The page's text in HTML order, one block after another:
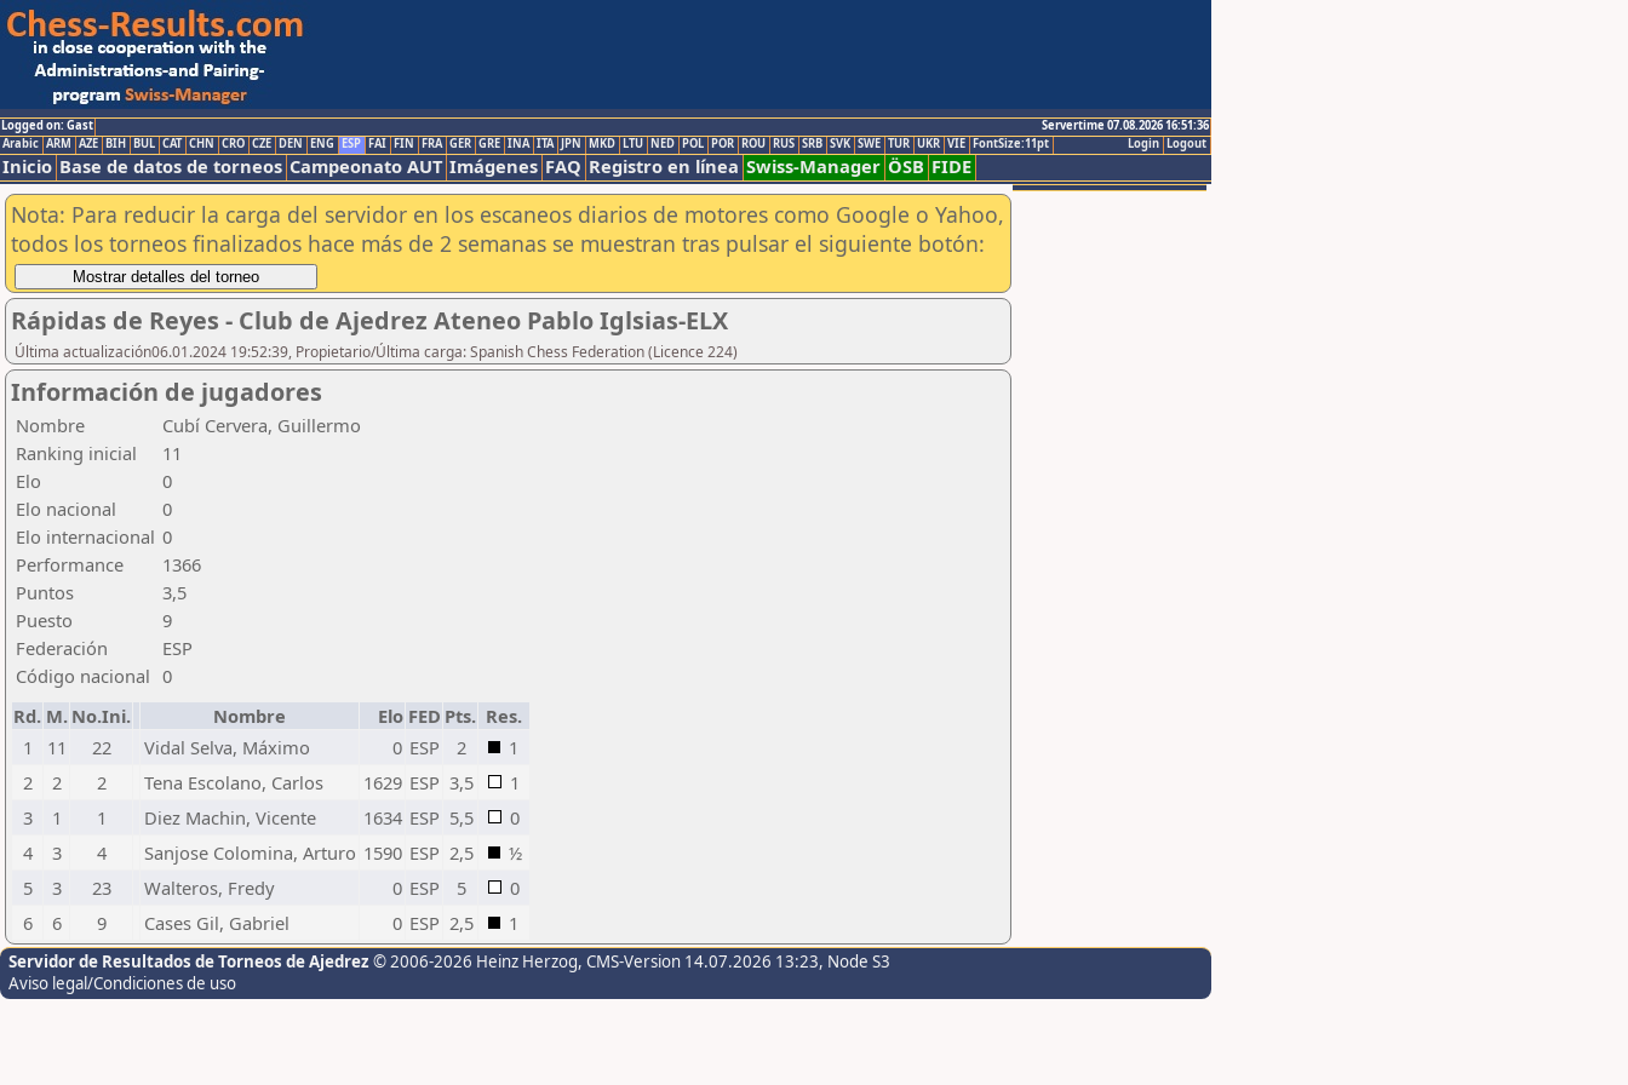
Logged on: Gast
Servertime 07.08.2026 16:51:36
Logout
Login
Arabic ARM AZE BIH BUL CAT CHN CRO CZE DEN ENG ESP FAI FIN FRA GER GRE INA ITA JPN MKD LTU NED POL POR ROU RUS SRB SVK SWE TUR UKR VIE FontSize:11pt
Inicio Base de datos de torneos Campeonato AUT Imágenes FAQ Registro en línea Swiss-Manager ÖSB FIDE
Nota: Para reducir la carga del servidor en los escaneos diarios de motores como Google o Yahoo,
todos los torneos finalizados hace más de 2 semanas se muestran tras pulsar el siguiente botón:
Rápidas de Reyes - Club de Ajedrez Ateneo Pablo Iglsias-ELX
Última actualización06.01.2024 19:52:39, Propietario/Última carga: Spanish Chess Federation (Licence 224)
Información de jugadores
Nombre
Cubí Cervera, Guillermo
Ranking inicial
11
Elo
0
Elo nacional
0
Elo internacional 0
Performance
1366
Puntos
3,5
Puesto
9
Federación
ESP
Código nacional 0
Rd. M. No.Ini. Nombre Elo FED Pts. Res.
1
11 22 Vidal Selva, Máximo 0 ESP 2
1
2
2 2 Tena Escolano, Carlos 1629 ESP 3,5
1
3
1 1 Diez Machin, Vicente 1634 ESP 5,5
0
4
3 4 Sanjose Colomina, Arturo 1590 ESP 2,5
½
5
3 23 Walteros, Fredy 0 ESP 5
0
6
6 9 Cases Gil, Gabriel 0 ESP 2,5 1
Servidor de Resultados de Torneos de Ajedrez © 2006-2026 Heinz Herzog, CMS-Version 14.07.2026 13:23, Node S3
Aviso legal/Condiciones de uso